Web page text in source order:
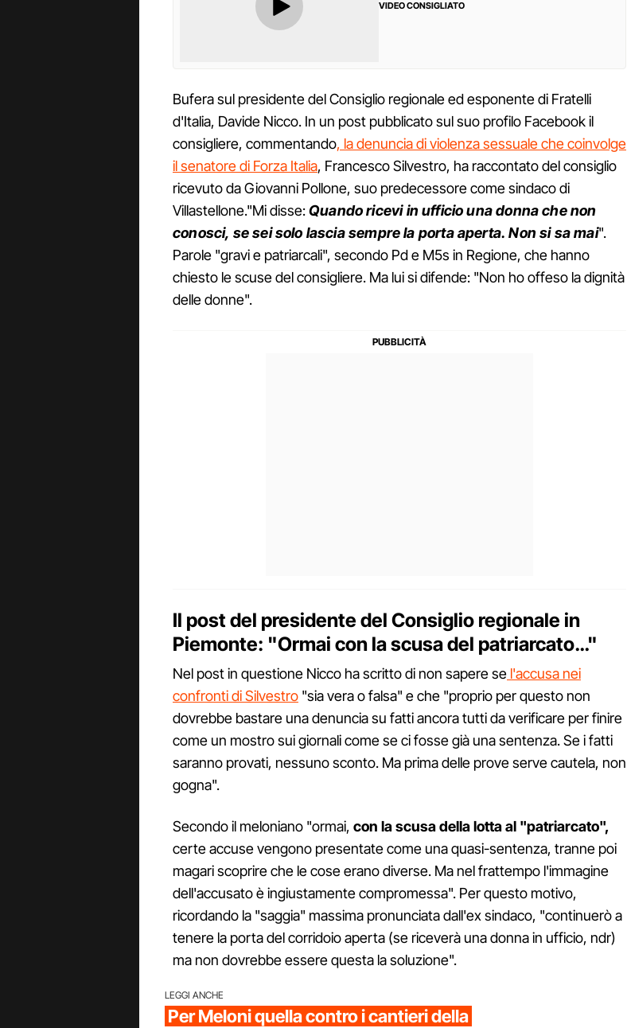
VIDEO CONSIGLIATO
Bufera sul presidente del Consiglio regionale ed esponente di Fratelli
d'Italia, Davide Nicco. In un post pubblicato sul suo profilo Facebook il
consigliere, commentando, la denuncia di violenza sessuale che coinvolge
il senatore di Forza Italia, Francesco Silvestro, ha raccontato del consiglio
ricevuto da Giovanni Pollone, suo predecessore come sindaco di
Villastellone."Mi disse:Quando ricevi in ufficio una donna che non
conosci, se sei solo lascia sempre la porta aperta. Non si sa mai".
Parole "gravi e patriarcali", secondo Pd e M5s in Regione, che hanno
chiesto le scuse del consigliere. Ma lui si difende: "Non ho offeso la dignità
delle donne".
Il post del presidente del Consiglio regionale in
Piemonte: "Ormai con la scusa del patriarcato…"
Nel post in questione Nicco ha scritto di non sapere se l'accusa nei
confronti di Silvestro "sia vera o falsa" e che "proprio per questo non
dovrebbe bastare una denuncia su fatti ancora tutti da verificare per finire
come un mostro sui giornali come se ci fosse già una sentenza. Se i fatti
saranno provati, nessuno sconto. Ma prima delle prove serve cautela, non
gogna".
Secondo il meloniano "ormai, con la scusa della lotta al "patriarcato",
certe accuse vengono presentate come una quasi-sentenza, tranne poi
magari scoprire che le cose erano diverse. Ma nel frattempo l'immagine
dell'accusato è ingiustamente compromessa". Per questo motivo,
ricordando la "saggia" massima pronunciata dall'ex sindaco, "continuerò a
tenere la porta del corridoio aperta (se riceverà una donna in ufficio, ndr)
ma non dovrebbe essere questa la soluzione".
LEGGI ANCHE
Per Meloni quella contro i cantieri della